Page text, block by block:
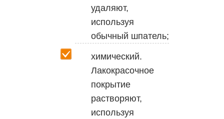
удаляют,
используя
обычный шпатель;
химический.
Лакокрасочное
покрытие
растворяют,
используя